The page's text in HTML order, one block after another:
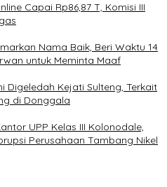
Capai Rp86,87 T, Komisi III
Nama Baik, Beri Waktu 14
untuk Meminta Maaf
Digeledah Kejati Sulteng, Terkait
di Donggala
UPP Kelas III Kolonodale,
Perusahaan Tambang Nikel